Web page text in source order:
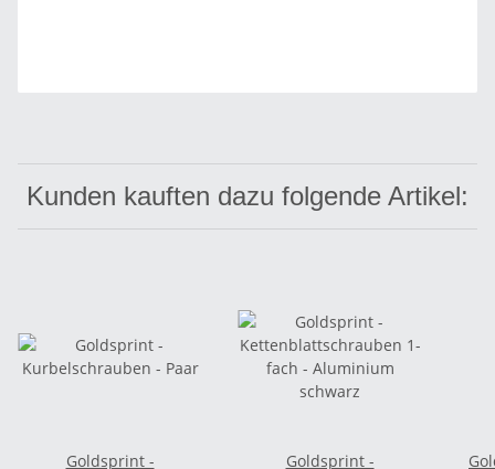
Kunden kauften dazu folgende Artikel:
Goldsprint -
Goldsprint -